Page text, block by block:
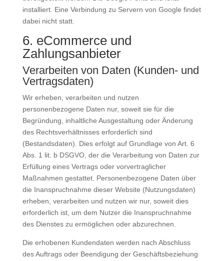
installiert. Eine Verbindung zu Servern von Google findet
dabei nicht statt.
6. eCommerce und
Zahlungsanbieter
Verarbeiten von Daten (Kunden- und
Vertragsdaten)
Wir erheben, verarbeiten und nutzen
personenbezogene Daten nur, soweit sie für die
Begründung, inhaltliche Ausgestaltung oder Änderung
des Rechtsverhältnisses erforderlich sind
(Bestandsdaten). Dies erfolgt auf Grundlage von Art. 6
Abs. 1 lit. b DSGVO, der die Verarbeitung von Daten zur
Erfüllung eines Vertrags oder vorvertraglicher
Maßnahmen gestattet. Personenbezogene Daten über
die Inanspruchnahme dieser Website (Nutzungsdaten)
erheben, verarbeiten und nutzen wir nur, soweit dies
erforderlich ist, um dem Nutzer die Inanspruchnahme
des Dienstes zu ermöglichen oder abzurechnen.
Die erhobenen Kundendaten werden nach Abschluss
des Auftrags oder Beendigung der Geschäftsbeziehung